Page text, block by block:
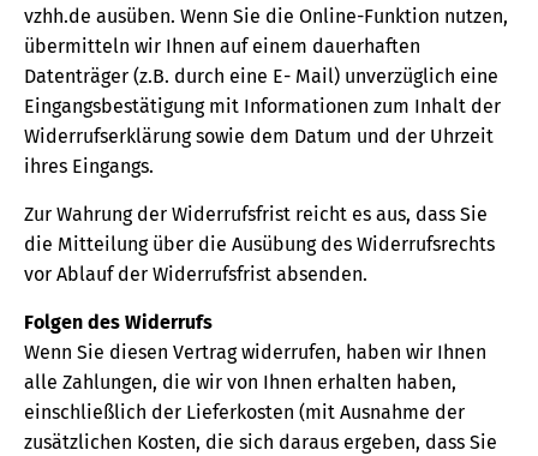
vzhh.de ausüben. Wenn Sie die Online-Funktion nutzen,
übermitteln wir Ihnen auf einem dauerhaften
Datenträger (z.B. durch eine E- Mail) unverzüglich eine
Eingangsbestätigung mit Informationen zum Inhalt der
Widerrufserklärung sowie dem Datum und der Uhrzeit
ihres Eingangs.
Zur Wahrung der Widerrufsfrist reicht es aus, dass Sie
die Mitteilung über die Ausübung des Widerrufsrechts
vor Ablauf der Widerrufsfrist absenden.
Folgen des Widerrufs
Wenn Sie diesen Vertrag widerrufen, haben wir Ihnen
alle Zahlungen, die wir von Ihnen erhalten haben,
einschließlich der Lieferkosten (mit Ausnahme der
zusätzlichen Kosten, die sich daraus ergeben, dass Sie